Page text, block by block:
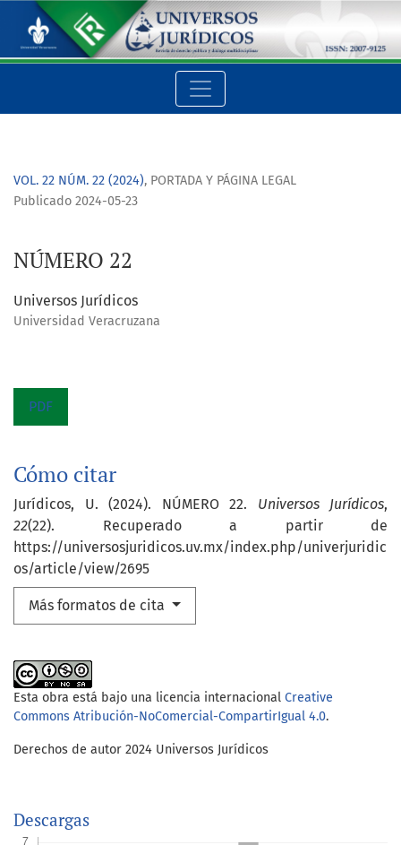
NÚMERO 22
VOL. 22 NÚM. 22 (2024), PORTADA Y PÁGINA LEGAL
NÚMERO 22
Publicado 2024-05-23
Universos Jurídicos
Universidad Veracruzana
PDF
Cómo citar
Jurídicos, U. (2024). NÚMERO 22. Universos Jurídicos,
22(22). Recuperado a partir de
https://universosjuridicos.uv.mx/index.php/univerjuridic
os/article/view/2695
Más formatos de cita
Esta obra está bajo una licencia internacional Creative
Commons Atribución-NoComercial-CompartirIgual 4.0.
Derechos de autor 2024 Universos Jurídicos
Descargas